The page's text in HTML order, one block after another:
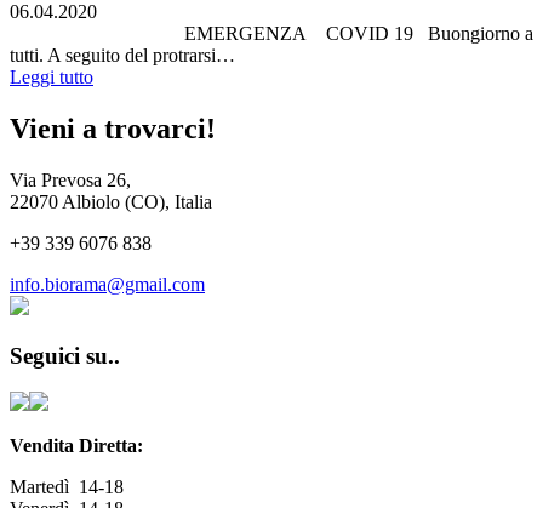
06.04.2020
EMERGENZA COVID 19 Buongiorno a
tutti. A seguito del protrarsi…
Leggi tutto
Vieni a trovarci!
Via Prevosa 26,
22070 Albiolo (CO), Italia
+39 339 6076 838
info.biorama@gmail.com
Seguici su..
Vendita Diretta:
Martedì 14-18